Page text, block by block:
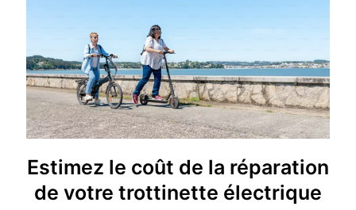
Estimez le coût de la réparation
de votre trottinette électrique